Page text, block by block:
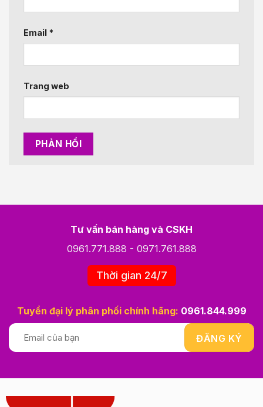
Email *
Trang web
Tư vấn bán hàng và CSKH
0961.771.888 - 0971.761.888
Thời gian 24/7
Tuyển đại lý phân phối chính hãng: 0961.844.999